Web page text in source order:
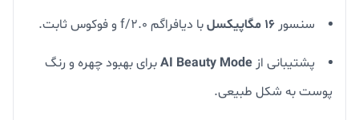
سنسور ۱۶ مگاپیکسل با دیافراگم f/2.0 و فوکوس ثابت.
پشتیبانی از AI Beauty Modeبرای بهبود چهره و رنگ
پوست به شکل طبیعی.